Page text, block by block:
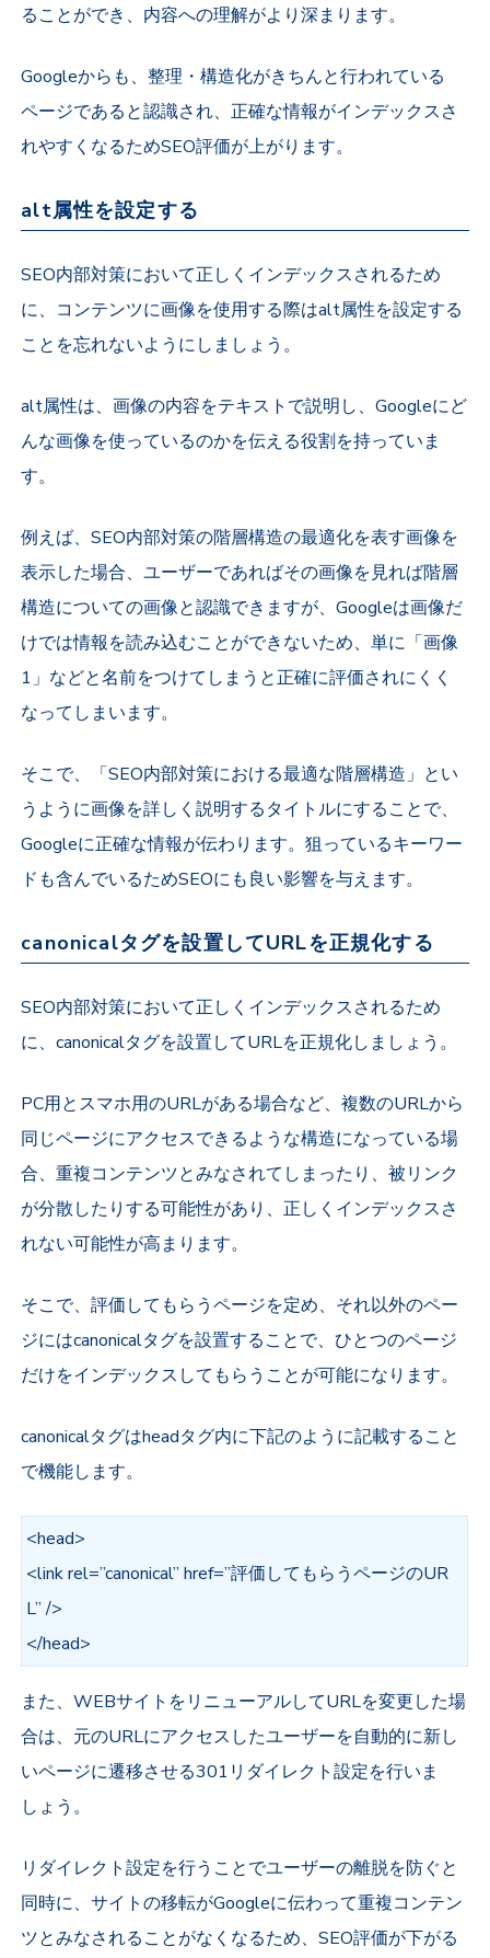
ることができ、内容への理解がより深まります。
Googleからも、整理・構造化がきちんと行われている
ページであると認識され、正確な情報がインデックスさ
れやすくなるためSEO評価が上がります。
alt属性を設定する
SEO内部対策において正しくインデックスされるため
に、コンテンツに画像を使用する際はalt属性を設定する
ことを忘れないようにしましょう。
alt属性は、画像の内容をテキストで説明し、Googleにど
んな画像を使っているのかを伝える役割を持っていま
す。
例えば、SEO内部対策の階層構造の最適化を表す画像を
表示した場合、ユーザーであればその画像を見れば階層
構造についての画像と認識できますが、Googleは画像だ
けでは情報を読み込むことができないため、単に「画像
1」などと名前をつけてしまうと正確に評価されにくく
なってしまいます。
そこで、「SEO内部対策における最適な階層構造」とい
うように画像を詳しく説明するタイトルにすることで、
Googleに正確な情報が伝わります。狙っているキーワー
ドも含んでいるためSEOにも良い影響を与えます。
canonicalタグを設置してURLを正規化する
SEO内部対策において正しくインデックスされるため
に、canonicalタグを設置してURLを正規化しましょう。
PC用とスマホ用のURLがある場合など、複数のURLから
同じページにアクセスできるような構造になっている場
合、重複コンテンツとみなされてしまったり、被リンク
が分散したりする可能性があり、正しくインデックスさ
れない可能性が高まります。
そこで、評価してもらうページを定め、それ以外のペー
ジにはcanonicalタグを設置することで、ひとつのページ
だけをインデックスしてもらうことが可能になります。
canonicalタグはheadタグ内に下記のように記載すること
で機能します。
<head>
<link rel=”canonical” href=”評価してもらうページのUR
L” />
</head>
また、WEBサイトをリニューアルしてURLを変更した場
合は、元のURLにアクセスしたユーザーを自動的に新し
いページに遷移させる301リダイレクト設定を行いま
しょう。
リダイレクト設定を行うことでユーザーの離脱を防ぐと
同時に、サイトの移転がGoogleに伝わって重複コンテン
ツとみなされることがなくなるため、SEO評価が下がる